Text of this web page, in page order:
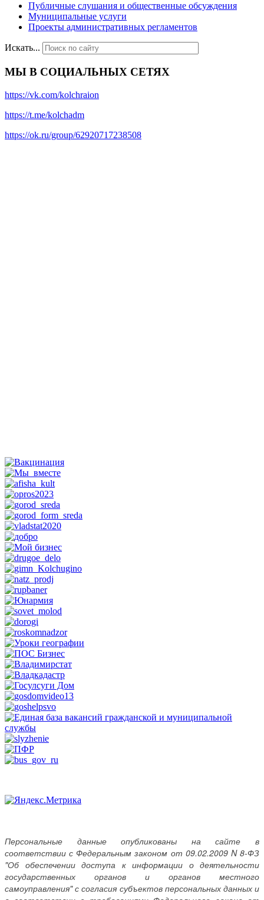
Публичные слушания и общественные обсуждения
Муниципальные услуги
Проекты административных регламентов
Искать...
МЫ В СОЦИАЛЬНЫХ СЕТЯХ
https://vk.com/kolchraion
https://t.me/kolchadm
https://ok.ru/group/62920717238508
Персональные данные опубликованы на сайте в
соответствии с Федеральным законом от 09.02.2009 N 8-ФЗ
"Об обеспечении доступа к информации о деятельности
государственных органов и органов местного
самоуправления" с согласия субъектов персональных данных и